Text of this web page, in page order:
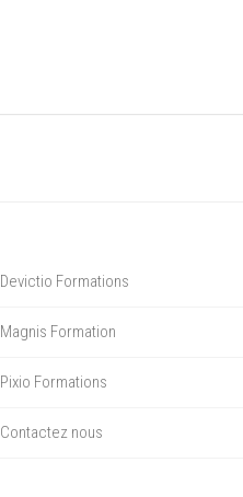
Devictio Formations
Magnis Formation
Pixio Formations
Contactez nous